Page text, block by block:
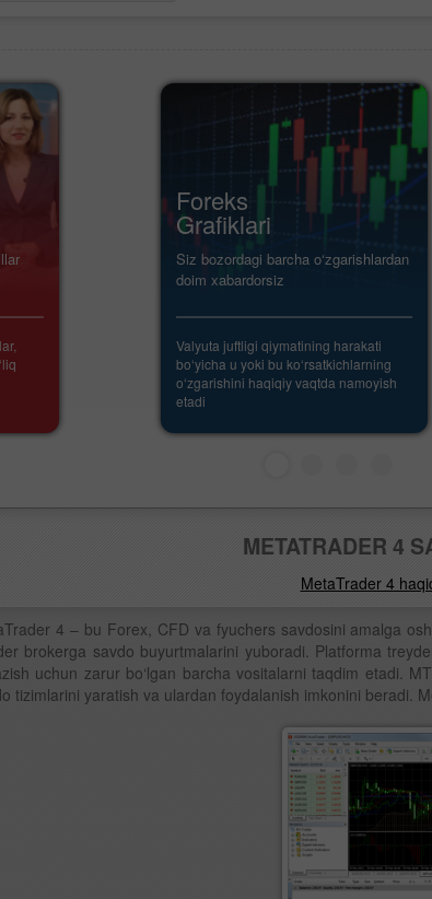
Foreks
Grafiklari
Siz bozordagi barcha o‘zgarishlardan
doim xabardorsiz
Valyuta juftligi qiymatining harakati
bo‘yicha u yoki bu ko‘rsatkichlarning
o‘zgarishini haqiqiy vaqtda namoyish
etadi
METATRADER 4
MetaTrader 4
4 – bu Forex, CFD va fyuchers savdosini amalga
brokerga savdo buyurtmalarini yuboradi. Platforma
uchun zarur bo‘lgan barcha vositalarni taqdim etadi.
tizimlarini yaratish va ulardan foydalanish imkonini beradi.